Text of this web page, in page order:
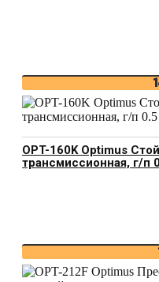
OPT-160K Optimus
трансмиссионная, г/п